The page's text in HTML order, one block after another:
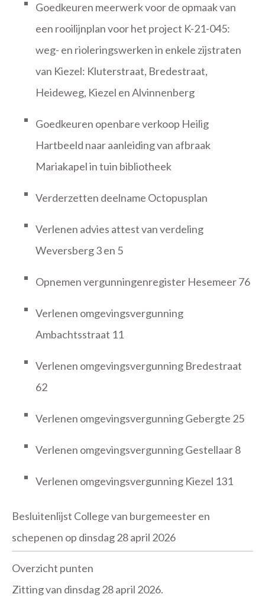
Goedkeuren meerwerk voor de opmaak van
een rooilijnplan voor het project K-21-045:
weg- en rioleringswerken in enkele zijstraten
van Kiezel: Kluterstraat, Bredestraat,
Heideweg, Kiezel en Alvinnenberg
Goedkeuren openbare verkoop Heilig
Hartbeeld naar aanleiding van afbraak
Mariakapel in tuin bibliotheek
Verderzetten deelname Octopusplan
Verlenen advies attest van verdeling
Weversberg 3 en 5
Opnemen vergunningenregister Hesemeer 76
Verlenen omgevingsvergunning
Ambachtsstraat 11
Verlenen omgevingsvergunning Bredestraat
62
Verlenen omgevingsvergunning Gebergte 25
Verlenen omgevingsvergunning Gestellaar 8
Verlenen omgevingsvergunning Kiezel 131
Besluitenlijst College van burgemeester en
schepenen op dinsdag 28 april 2026
Overzicht punten
Zitting van dinsdag 28 april 2026.